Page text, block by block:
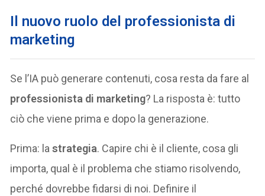
Il nuovo ruolo del professionista di
marketing
Se l’IA può generare contenuti, cosa resta da fare al
professionista di marketing? La risposta è: tutto
ciò che viene prima e dopo la generazione.
Prima: lastrategia. Capire chi è il cliente, cosa gli
importa, qual è il problema che stiamo risolvendo,
perché dovrebbe fidarsi di noi. Definire il